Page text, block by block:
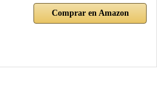
Comprar en Amazon